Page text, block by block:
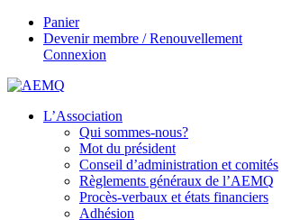
Panier
Devenir membre / Renouvellement
Connexion
L’Association
Qui sommes-nous?
Mot du président
Conseil d’administration et comités
Règlements généraux de l’AEMQ
Procès-verbaux et états financiers
Adhésion